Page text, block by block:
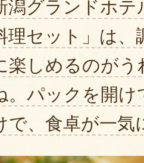
潟グランドホテ
理セット」は、
楽しめるのが
。パックを開け
で、食卓が一気